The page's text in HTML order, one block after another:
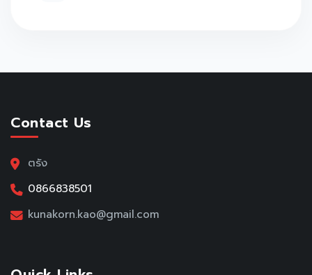
Contact Us
ตรัง
0866838501
kunakorn.kao@gmail.com